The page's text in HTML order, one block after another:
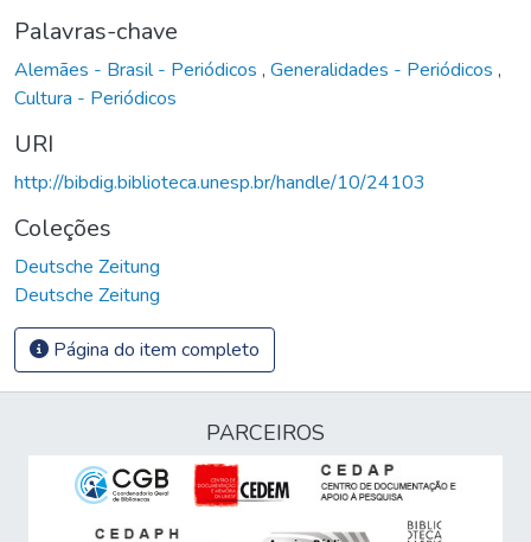
Palavras-chave
Alemães - Brasil - Periódicos , Generalidades - Periódicos ,
Cultura - Periódicos
URI
http://bibdig.biblioteca.unesp.br/handle/10/24103
Coleções
Deutsche Zeitung
Deutsche Zeitung
Página do item completo
PARCEIROS